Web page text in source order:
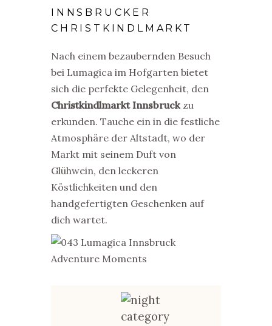
INNSBRUCKER
CHRISTKINDLMARKT
Nach einem bezaubernden Besuch
bei Lumagica im Hofgarten bietet
sich die perfekte Gelegenheit, den
Christkindlmarkt Innsbruck zu
erkunden. Tauche ein in die festliche
Atmosphäre der Altstadt, wo der
Markt mit seinem Duft von
Glühwein, den leckeren
Köstlichkeiten und den
handgefertigten Geschenken auf
dich wartet.